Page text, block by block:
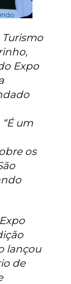
Expo
um
os
lançou
de